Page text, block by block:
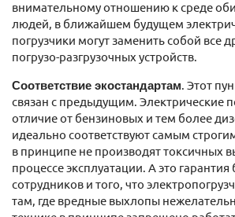
внимательному отношению к среде
людей, в ближайшем будущем
погрузчики могут заменить собой все
погрузо-разгрузочных устройств.
Соответствие экостандартам. Этот
связан с предыдущим. Электрические
отличие от бензиновых и тем более
идеально соответствуют самым
в принципе не производят токсичных
процессе эксплуатации. А это гарантия
сотрудников и того, что
там, где вредные выхлопы